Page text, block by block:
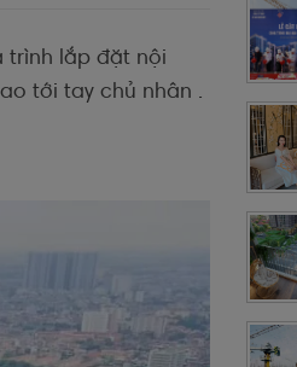
trình lắp đặt nội
tới tay chủ nhân .